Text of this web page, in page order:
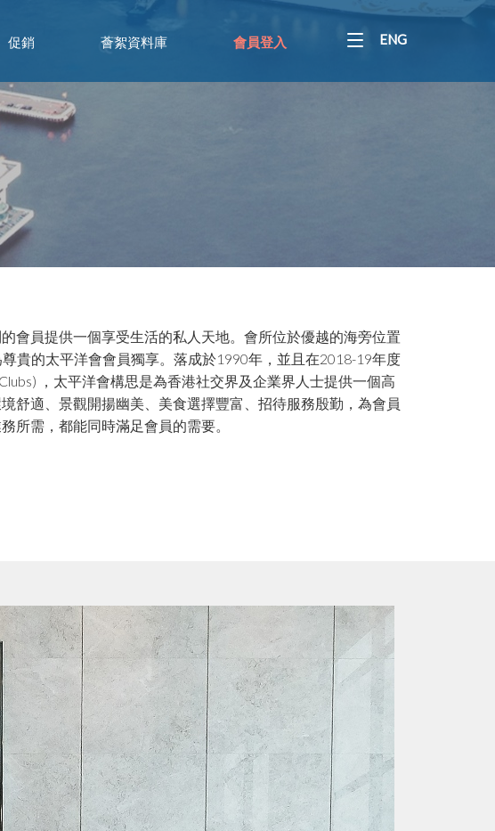
ENG
會員登入
薈絮資料庫
促銷
會員提供一個享受生活的私人天地。會所位於優越的海旁位置
貴的太平洋會會員獨享。落成於1990年，並且在2018-19年度
，太平洋會構思是為香港社交界及企業界人士提供一個高
舒適、景觀開揚幽美、美食選擇豐富、招待服務殷勤，為會員
所需，都能同時滿足會員的需要。